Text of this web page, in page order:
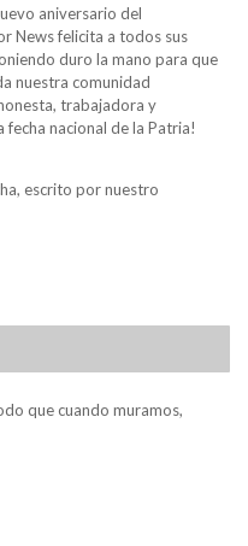
aniversario del
News felicita a todos sus
duro la mano para que
nuestra comunidad
trabajadora y
nacional de la Patria!
escrito por nuestro
que cuando muramos,